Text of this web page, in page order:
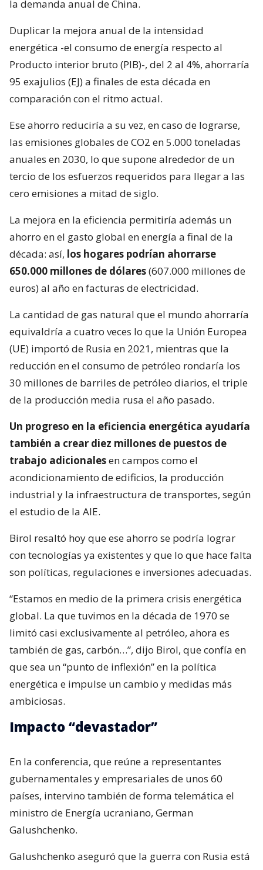
la demanda anual de China.
Duplicar la mejora anual de la intensidad
energética -el consumo de energía respecto al
Producto interior bruto (PIB)-, del 2 al 4%, ahorraría
95 exajulios (EJ) a finales de esta década en
comparación con el ritmo actual.
Ese ahorro reduciría a su vez, en caso de lograrse,
las emisiones globales de CO2 en 5.000 toneladas
anuales en 2030, lo que supone alrededor de un
tercio de los esfuerzos requeridos para llegar a las
cero emisiones a mitad de siglo.
La mejora en la eficiencia permitiría además un
ahorro en el gasto global en energía a final de la
década: así, los hogares podrían ahorrarse
650.000 millones de dólares(607.000 millones de
euros) al año en facturas de electricidad.
La cantidad de gas natural que el mundo ahorraría
equivaldría a cuatro veces lo que la Unión Europea
(UE) importó de Rusia en 2021, mientras que la
reducción en el consumo de petróleo rondaría los
30 millones de barriles de petróleo diarios, el triple
de la producción media rusa el año pasado.
Un progreso en la eficiencia energética ayudaría
también a crear diez millones de puestos de
trabajo adicionalesen campos como el
acondicionamiento de edificios, la producción
industrial y la infraestructura de transportes, según
el estudio de la AIE.
Birol resaltó hoy que ese ahorro se podría lograr
con tecnologías ya existentes y que lo que hace falta
son políticas, regulaciones e inversiones adecuadas.
“Estamos en medio de la primera crisis energética
global. La que tuvimos en la década de 1970 se
limitó casi exclusivamente al petróleo, ahora es
también de gas, carbón…”, dijo Birol, que confía en
que sea un “punto de inflexión” en la política
energética e impulse un cambio y medidas más
ambiciosas.
Impacto “devastador”
En la conferencia, que reúne a representantes
gubernamentales y empresariales de unos 60
países, intervino también de forma telemática el
ministro de Energía ucraniano, German
Galushchenko.
Galushchenko aseguró que la guerra con Rusia está